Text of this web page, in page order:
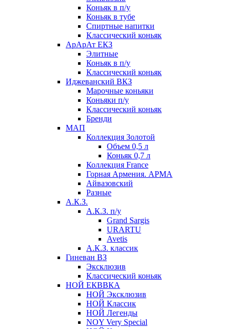
Коньяк в п/у
Коньяк в тубе
Спиртные напитки
Классический коньяк
АрАрАт ЕКЗ
Элитные
Коньяк в п/у
Классический коньяк
Иджеванский ВКЗ
Марочные коньяки
Коньяки п/у
Классический коньяк
Бренди
МАП
Коллекция Золотой
Объем 0,5 л
Коньяк 0,7 л
Коллекция France
Горная Армения. АРМА
Айвазовский
Разные
А.К.З.
А.К.З. п/у
Grand Sargis
URARTU
Avetis
А.К.З. классик
Гиневан ВЗ
Эксклюзив
Классический коньяк
НОЙ ЕКВВКА
НОЙ Эксклюзив
НОЙ Классик
НОЙ Легенды
NOY Very Speсial